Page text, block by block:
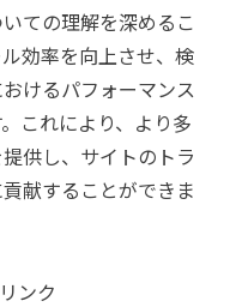
ての理解を深めるこ
効率を向上させ、検
けるパフォーマンス
これにより、より多
供し、サイトのトラ
献することができま
ンク